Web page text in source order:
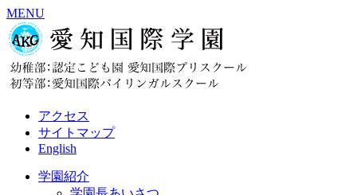
MENU
アクセス
サイトマップ
English
学園紹介